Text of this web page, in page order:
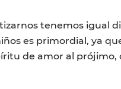
tenemos igual
es primordial, ya
de amor al